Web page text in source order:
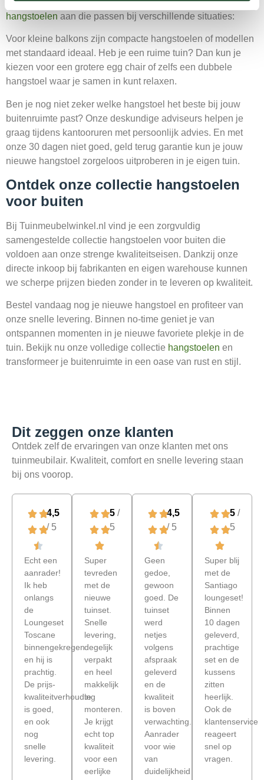
terras anders is. Daarom bieden we een breed scala aan
hangstoelen aan die passen bij verschillende situaties:
Voor kleine balkons zijn compacte hangstoelen of modellen
met standaard ideaal. Heb je een ruime tuin? Dan kun je
kiezen voor een grotere egg chair of zelfs een dubbele
hangstoel waar je samen in kunt relaxen.
Ben je nog niet zeker welke hangstoel het beste bij jouw
buitenruimte past? Onze deskundige adviseurs helpen je
graag tijdens kantooruren met persoonlijk advies. En met
onze 30 dagen niet goed, geld terug garantie kun je jouw
nieuwe hangstoel zorgeloos uitproberen in je eigen tuin.
Ontdek onze collectie hangstoelen
voor buiten
Bij Tuinmeubelwinkel.nl vind je een zorgvuldig
samengestelde collectie hangstoelen voor buiten die
voldoen aan onze strenge kwaliteitseisen. Dankzij onze
directe inkoop bij fabrikanten en eigen warehouse kunnen
we scherpe prijzen bieden zonder in te leveren op kwaliteit.
Bestel vandaag nog je nieuwe hangstoel en profiteer van
onze snelle levering. Binnen no-time geniet je van
ontspannen momenten in je nieuwe favoriete plekje in de
tuin. Bekijk nu onze volledige collectie hangstoelen en
transformeer je buitenruimte in een oase van rust en stijl.
Dit zeggen onze klanten​
Ontdek zelf de ervaringen van onze klanten met ons
tuinmeubilair. Kwaliteit, comfort en snelle levering staan ​​
bij ons voorop.
4,5
/ 5
Echt een
aanrader!
Ik heb
onlangs
de
Loungeset
Toscane
binnengekregen
en hij is
prachtig.
De prijs-
kwaliteitverhouding
is goed,
en ook
nog
snelle
levering.
5/
5
Super
tevreden
met de
nieuwe
tuinset.
Snelle
levering,
degelijk
verpakt
en heel
makkelijk
te
monteren.
Je krijgt
echt top
kwaliteit
voor een
eerlijke
4,5
/ 5
Geen
gedoe,
gewoon
goed. De
tuinset
werd
netjes
volgens
afspraak
geleverd
en de
kwaliteit
is boven
verwachting.
Aanrader
voor wie
van
duidelijkheid
5/
5
Super blij
met de
Santiago
loungeset!
Binnen
10 dagen
geleverd,
prachtige
set en de
kussens
zitten
heerlijk.
Ook de
klantenservice
reageert
snel op
vragen.